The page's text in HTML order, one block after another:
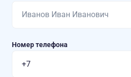
Номер телефона